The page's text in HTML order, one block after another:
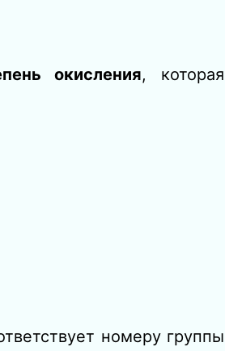
окисления, которая
номеру группы